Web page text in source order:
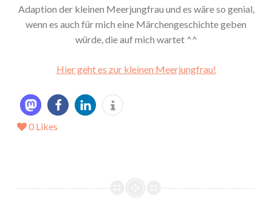
Adaption der kleinen Meerjungfrau und es wäre so genial,
wenn es auch für mich eine Märchengeschichte geben
würde, die auf mich wartet ^^
Hier geht es zur kleinen Meerjungfrau!
0 Likes